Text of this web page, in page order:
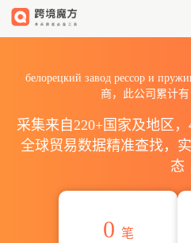
белорецкий завод рессор и
商，此公司累计有
采集来自220+国家及地区，
全球贸易数据精准查找，
态
0 笔